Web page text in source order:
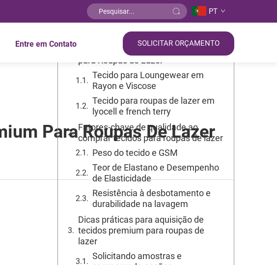
PT
Entre em Contato SOLICITAR ORÇAMENTO
Para Roupas De Lazer
Sumário
Compreendendo os Tipos de Tecido
para Roupas de Lazer
Tecido para Loungewear em
Rayon e Viscose
Tecido para roupas de lazer em
lyocell e french terry
Fatores-chave de qualidade ao
comprar tecidos para roupas de lazer
Peso do tecido e GSM
Teor de Elastano e Desempenho
de Elasticidade
Resistência à desbotamento e
durabilidade na lavagem
Dicas práticas para aquisição de
tecidos premium para roupas de
lazer
Solicitando amostras e